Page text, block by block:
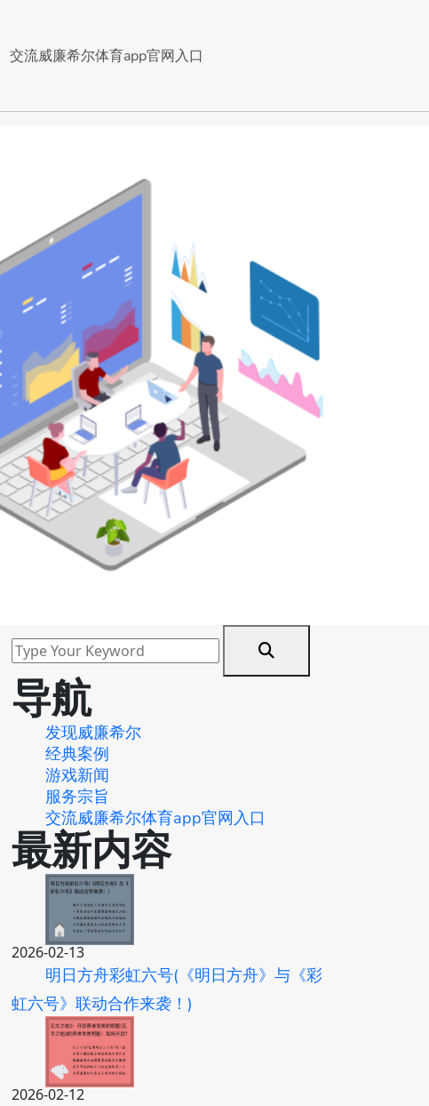
交流威廉希尔体育app官网入口
导航
发现威廉希尔
经典案例
游戏新闻
服务宗旨
交流威廉希尔体育app官网入口
最新内容
2026-02-13
明日方舟彩虹六号(《明日方舟》与《彩
虹六号》联动合作来袭！)
2026-02-12